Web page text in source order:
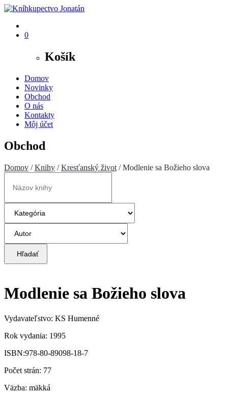
0
Košík
Domov
Novinky
Obchod
O nás
Kontakty
Môj účet
Obchod
Domov /Knihy /Kresťanský život / Modlenie sa Božieho slova
Hľadať
Modlenie sa Božieho slova
Vydavateľstvo: KS Humenné
Rok vydania: 1995
ISBN:978-80-89098-18-7
Počet strán: 77
Väzba: mäkká